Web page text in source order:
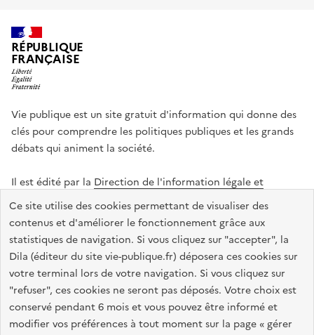
Ce site utilise des cookies permettant de visualiser des
contenus et d'améliorer le fonctionnement grâce aux
statistiques de navigation. Si vous cliquez sur "accepter", la
Dila (éditeur du site vie-publique.fr) déposera ces cookies sur
votre terminal lors de votre navigation. Si vous cliquez sur
"refuser", ces cookies ne seront pas déposés. Votre choix est
conservé pendant 6 mois et vous pouvez être informé et
modifier vos préférences à tout moment sur la page « gérer
RÉPUBLIQUE
FRANÇAISE
Vie publique est un site gratuit d'information qui donne des
clés pour comprendre les politiques publiques et les grands
débats qui animent la société.
Il est édité par la Direction de l'information légale et
administrative
legifrance.gouv.fr info.gouv.fr
data.gouv.fr
service-public.gouv.fr
Accessibilité : totalement conforme Données personnelles